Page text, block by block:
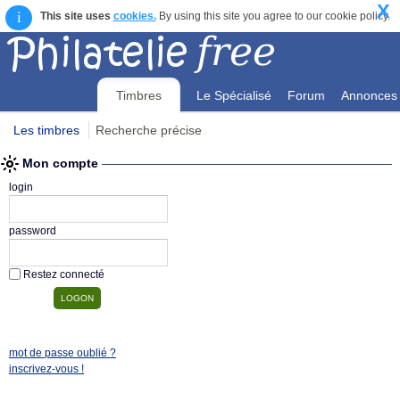
i This site uses cookies.By using this site you agree to our cookie policy.
X
Timbres Le Spécialisé Forum Annonces
Les timbres Recherche précise
Mon compte
login
password
Restez connecté
mot de passe oublié ?
inscrivez-vous !